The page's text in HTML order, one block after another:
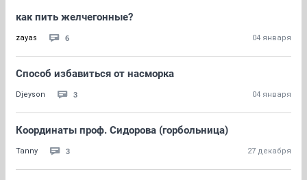
как пить желчегонные?
zayas 6 04 января
Способ избавиться от насморка
Djeyson 3 04 января
Координаты проф. Сидорова (горбольница)
Tanny 3 27 декабря